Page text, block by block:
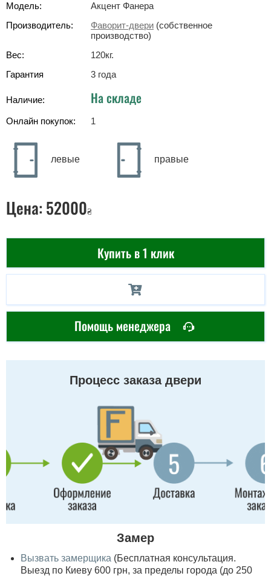
Модель:
Акцент Фанера
Производитель:
Фаворит-двери (собственное
производство)
Вес:
120кг.
Гарантия
3 года
Наличие: На складе
Онлайн покупок: 1
левые правые
Цена: 52000₴
Купить в 1 клик
Помощь менеджера
Процесс заказа двери
Замер
Вызвать замерщика (Бесплатная консультация.
Выезд по Киеву 600 грн, за пределы города (до 250